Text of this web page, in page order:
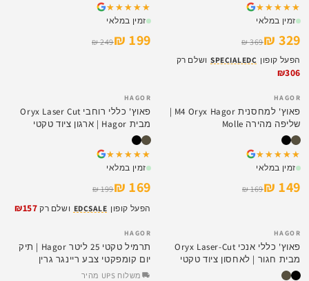
★★★★★
★★★★★
זמין במלאי
329 ₪
369 ₪
הפעל קופון SPECIALEDC ושלם רק
₪306
★★★★★
★★★★★
זמין במלאי
199 ₪
249 ₪
SALE
HAGOR
פאוץ' למחסנית M4 Oryx Hagor |
שליפה מהירה Molle
★★★★★
★★★★★
זמין במלאי
149 ₪
169 ₪
SALE
HAGOR
פאוץ' כללי רוחבי Oryx Laser Cut
מבית Hagor | ארגון ציוד טקטי
★★★★★
★★★★★
זמין במלאי
169 ₪
199 ₪
הפעל קופון EDCSALE ושלם רק ₪157
SALE
HAGOR
פאוץ' כללי אנכי Oryx Laser-Cut
מבית חגור | לאחסון ציוד טקטי
SALE
HAGOR
תרמיל טקטי 25 ליטר Hagor | תיק
יום קומפקטי צבע ריינגר גרין
משלוח UPS מהיר